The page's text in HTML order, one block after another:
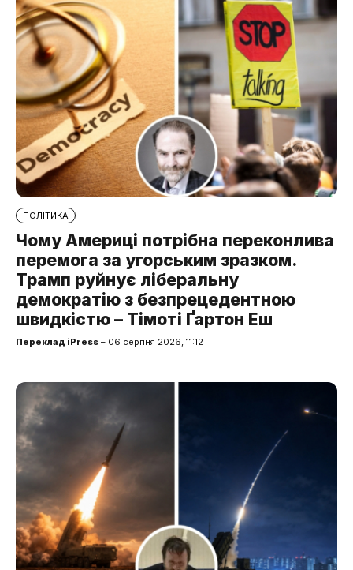
ПОЛІТИКА
Чому Америці потрібна переконлива
перемога за угорським зразком.
Трамп руйнує ліберальну
демократію з безпрецедентною
швидкістю – Тімоті Ґартон Еш
Переклад iPress – 06 серпня 2026, 11:12